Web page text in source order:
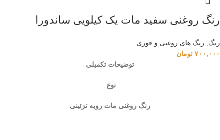
رنگ روغنی سفید مات یک کیلویی ساندورا
رنگ
رنگ‌ های روغنی و فوری
۷۰۰,۰۰۰ تومان
توضیحات تکمیلی
نوع
رنگ روغنی مات رویه تزئینی